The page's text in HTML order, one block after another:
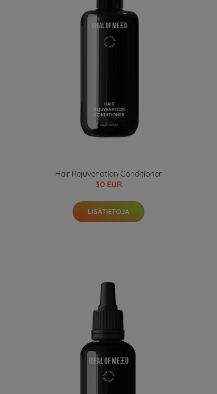
Hair Rejuvenation Conditioner
30 EUR
LISÄTIETOJA